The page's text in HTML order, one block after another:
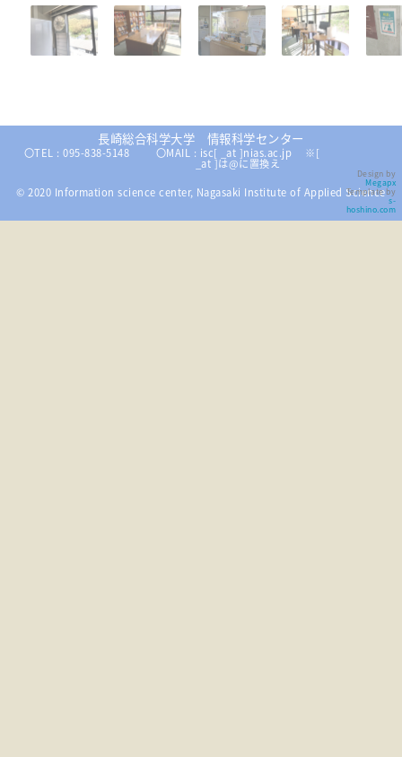
長崎総合科学大学 情報科学センター
〇TEL : 095-838-5148 〇MAIL : isc[ _at ]nias.ac.jp ※[
_at ]は@に置換え
© 2020 Information science center, Nagasaki Institute of Applied Science
Design by
Megapx
Template by
s-
hoshino.com